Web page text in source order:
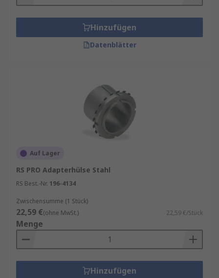
Hinzufügen
Datenblätter
Auf Lager
RS PRO Adapterhülse Stahl
RS Best.-Nr. 196-4134
Zwischensumme (1 Stück)
22,59 €(ohne MwSt.) 22,59 €/Stück
Menge
Hinzufügen